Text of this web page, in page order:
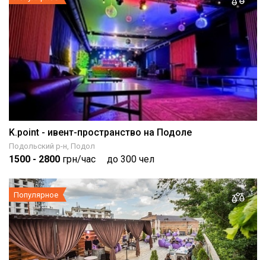
K.point - ивент-пространство на Подоле
Подольский р-н, Подол
1500 - 2800 грн/час до 300 чел
Популярное